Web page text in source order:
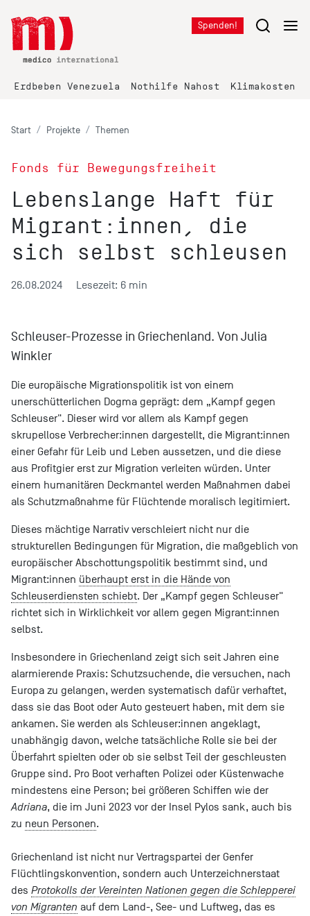
Spenden!
Erdbeben Venezuela Nothilfe Nahost Klimakosten
Start Projekte Themen
Fonds für Bewegungsfreiheit
Lebenslange Haft für
Migrant:innen, die
sich selbst schleusen
26.08.2024 Lesezeit: 6 min
Schleuser-Prozesse in Griechenland. Von Julia
Winkler
Die europäische Migrationspolitik ist von einem
unerschütterlichen Dogma geprägt: dem „Kampf gegen
Schleuser". Dieser wird vor allem als Kampf gegen
skrupellose Verbrecher:innen dargestellt, die Migrant:innen
einer Gefahr für Leib und Leben aussetzen, und die diese
aus Profitgier erst zur Migration verleiten würden. Unter
einem humanitären Deckmantel werden Maßnahmen dabei
als Schutzmaßnahme für Flüchtende moralisch legitimiert.
Dieses mächtige Narrativ verschleiert nicht nur die
strukturellen Bedingungen für Migration, die maßgeblich von
europäischer Abschottungspolitik bestimmt sind, und
Migrant:innen überhaupt erst in die Hände von
Schleuserdiensten schiebt. Der „Kampf gegen Schleuser"
richtet sich in Wirklichkeit vor allem gegen Migrant:innen
selbst.
Insbesondere in Griechenland zeigt sich seit Jahren eine
alarmierende Praxis: Schutzsuchende, die versuchen, nach
Europa zu gelangen, werden systematisch dafür verhaftet,
dass sie das Boot oder Auto gesteuert haben, mit dem sie
ankamen. Sie werden als Schleuser:innen angeklagt,
unabhängig davon, welche tatsächliche Rolle sie bei der
Überfahrt spielten oder ob sie selbst Teil der geschleusten
Gruppe sind. Pro Boot verhaften Polizei oder Küstenwache
mindestens eine Person; bei größeren Schiffen wie der
Adriana, die im Juni 2023 vor der Insel Pylos sank, auch bis
zu neun Personen.
Griechenland ist nicht nur Vertragspartei der Genfer
Flüchtlingskonvention, sondern auch Unterzeichnerstaat
des Protokolls der Vereinten Nationen gegen die Schlepperei
von Migranten auf dem Land-, See- und Luftweg, das es